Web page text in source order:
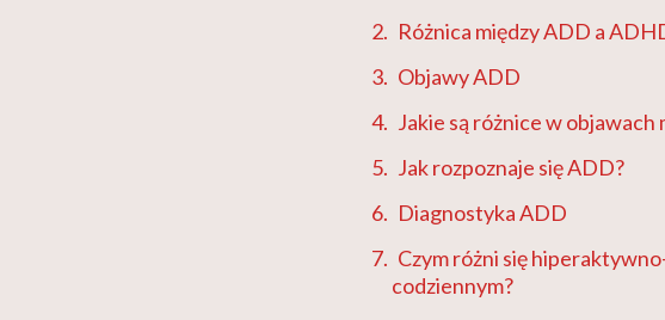
Różnica między ADD a
Objawy ADD
Jakie są różnice w
Jak rozpoznaje się ADD?
Diagnostyka ADD
Czym różni się
codziennym?